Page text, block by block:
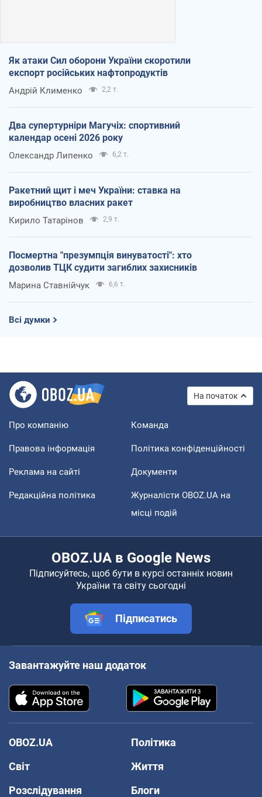
Як атаки Сил оборони України скоротили
експорт російських нафтопродуктів
Андрій Клименко 2,2 т.
Два супертурніри Магучіх: спортивний
календар осені 2026 року
Олександр Липенко 6,2 т.
Ракетний щит і меч України: ставка на
виробництво власних ракет
Кирило Татарінов 2,9 т.
Посмертна "презумпція винуватості": хто
дозволив ТЦК судити загиблих захисників
Марина Ставнійчук 6,6 т.
Всі думки
На початок
Про компанію Команда
Правова інформація Політика конфіденційності
Реклама на сайті Документи
Редакційна політика
Журналісти OBOZ.UA на
місці подій
OBOZ.UA в Google News
Підписуйтесь, щоб бути в курсі останніх новин
України та світу сьогодні
Підписатись
Завантажуйте наш додаток
OBOZ.UA
Політика
Світ
Життя
Розслідування
Блоги